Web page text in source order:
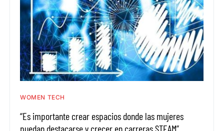
WOMEN TECH
“Es importante crear espacios donde las mujeres